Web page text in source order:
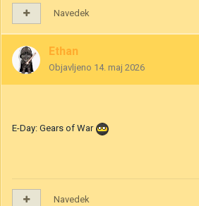
Navedek
Ethan
Objavljeno 14. maj 2026
E-Day: Gears of War
Navedek